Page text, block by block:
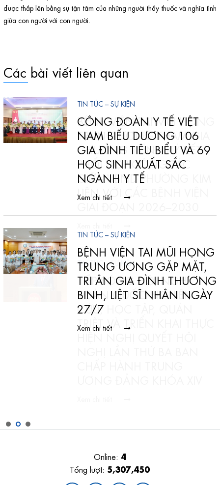
được thắp lên bằng sự tận tâm của những người thầy thuốc và nghĩa tình
giữa con người với con người.
Các bài viết liên quan
TIN TỨC – SỰ KIỆN
CÔNG ĐOÀN Y TẾ VIỆT
NAM BIỂU DƯƠNG 106
GIA ĐÌNH TIÊU BIỂU VÀ 69
HỌC SINH XUẤT SẮC
NGÀNH Y TẾ
Xem chi tiết
TIN TỨC – SỰ KIỆN
BỆNH VIỆN TAI MŨI HỌNG
TRUNG ƯƠNG GẶP MẶT,
TRI ÂN GIA ĐÌNH THƯƠNG
BINH, LIỆT SĨ NHÂN NGÀY
27/7
Xem chi tiết
Online: 4
Tổng lượt: 5,307,450